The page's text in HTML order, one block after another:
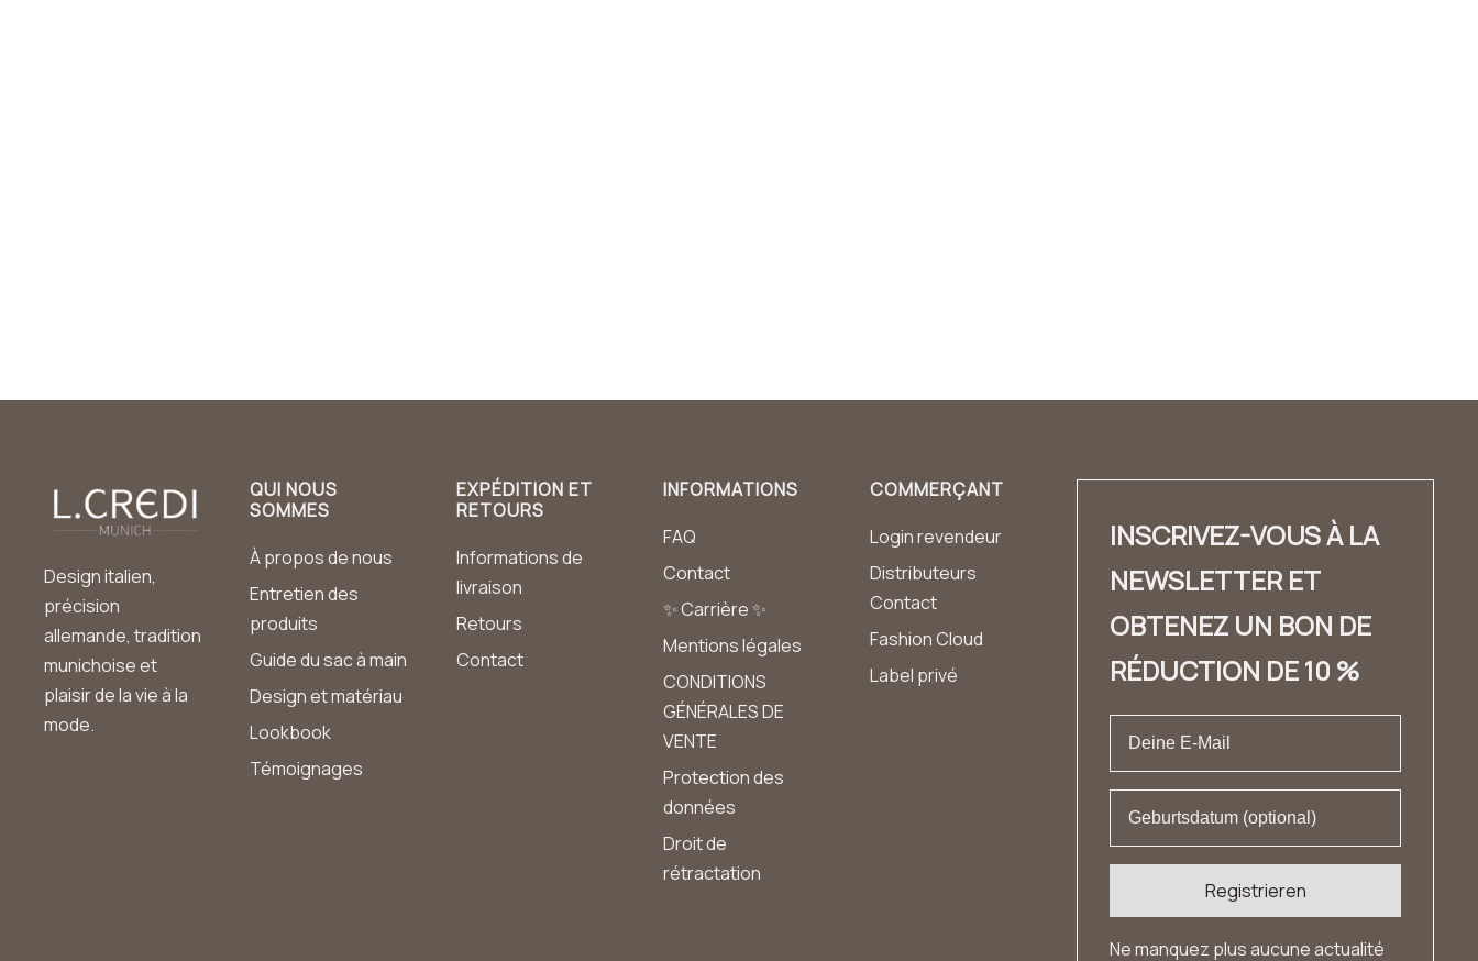
Design italien,
précision
allemande, tradition
munichoise et
plaisir de la vie à la
mode.
QUI NOUS
SOMMES
À propos de nous
Entretien des
produits
Guide du sac à main
Design et matériau
Lookbook
Témoignages
EXPÉDITION ET
RETOURS
Informations de
livraison
Retours
Contact
INFORMATIONS
FAQ
Contact
✨ Carrière ✨
Mentions légales
CONDITIONS
GÉNÉRALES DE
VENTE
Protection des
données
Droit de
rétractation
COMMERÇANT
Login revendeur
Distributeurs
Contact
Fashion Cloud
Label privé
INSCRIVEZ-VOUS À LA
NEWSLETTER ET
OBTENEZ UN BON DE
RÉDUCTION DE 10 %
Registrieren
Ne manquez plus aucune actualité